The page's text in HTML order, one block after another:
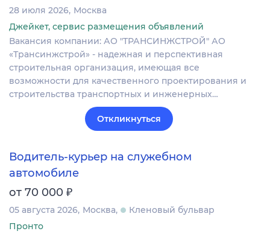
28 июля 2026 Москва
Джейкет, сервис размещения объявлений
Вакансия компании: АО "ТРАНСИНЖСТРОЙ" АО
«Трансинжстрой» - надежная и перспективная
строительная организация, имеющая все
возможности для качественного проектирования и
строительства транспортных и инженерных…
Откликнуться
Водитель-курьер на служебном
автомобиле
от 70 000 ₽
05 августа 2026 Москва
Кленовый бульвар
Пронто